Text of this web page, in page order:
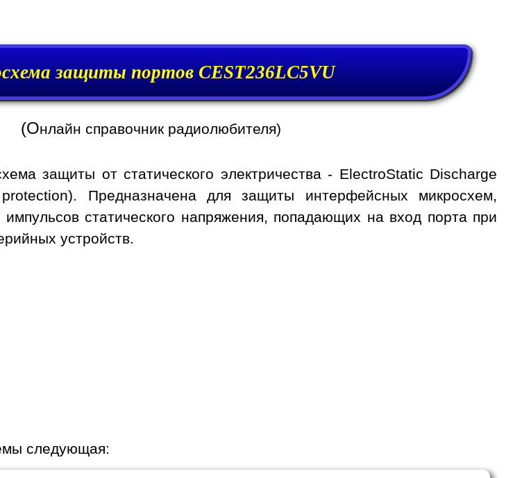
защиты портов CEST236LC5VU
(Онлайн справочник радиолюбителя)
защиты от статического электричества - ElectroStatic Discharge
Предназначена для защиты интерфейсных микросхем,
импульсов статического напряжения, попадающих на вход порта при
устройств.
следующая: